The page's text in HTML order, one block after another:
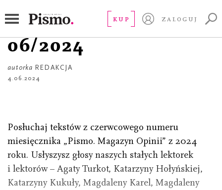
KUP ZALOGUJ
Wydanie audio
06/2024
autorka REDAKCJA
4.06.2024
Posłuchaj tekstów z czerwcowego numeru
miesięcznika „Pismo. Magazyn Opinii” z 2024
roku. Usłyszysz głosy naszych stałych lektorek
i lektorów – Agaty Turkot, Katarzyny Hołyńskiej,
Katarzyny Kukuły, Magdaleny Karel, Magdaleny